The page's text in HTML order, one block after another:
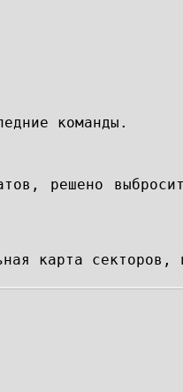
команды.
решено
карта секторов,